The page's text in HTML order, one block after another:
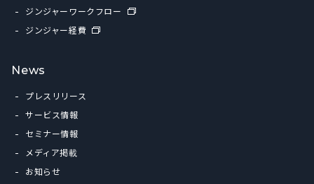
ジンジャーワークフロー
ジンジャー経費
News
プレスリリース
サービス情報
セミナー情報
メディア掲載
お知らせ